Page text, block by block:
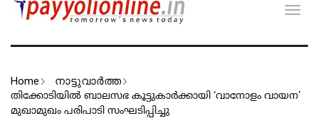
Home നാട്ടുവാര്‍ത്ത
തിക്കോടിയിൽ ബാലസഭ കൂട്ടുകാർക്കായി ‘വാനോളം വായന’
മുഖാമുഖം പരിപാടി സംഘടിപ്പിച്ചു